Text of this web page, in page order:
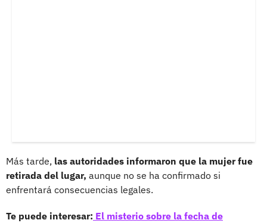
Más tarde, las autoridades informaron que la mujer fue
retirada del lugar, aunque no se ha confirmado si
enfrentará consecuencias legales.
Te puede interesar: El misterio sobre la fecha de